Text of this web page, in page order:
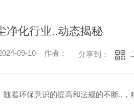
净化行业..动态揭秘
09-10 作者： 分享到：
着环保意识的提高和法规的不断..